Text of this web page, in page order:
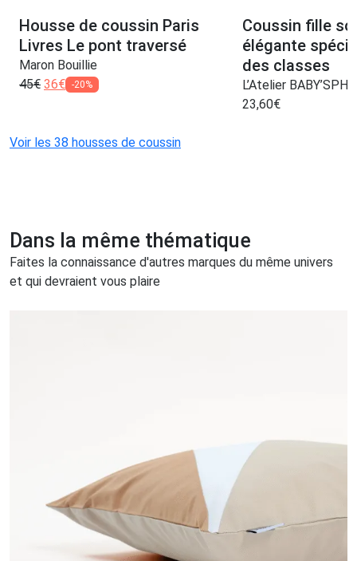
Housse de coussin Paris
Livres Le pont traversé
Maron Bouillie
45€ 36€ -20%
Coussin fille
élégante
des classes
L’Atelier
23,60€
Voir les 38 housses de coussin
Dans la même thématique
Faites la connaissance d'autres marques du même univers
et qui devraient vous plaire